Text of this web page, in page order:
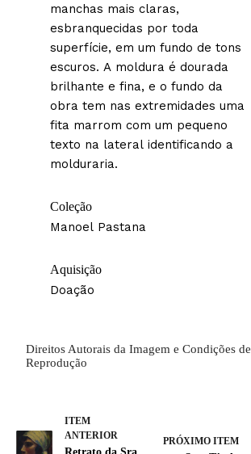
manchas mais claras,
esbranquecidas por toda
superfície, em um fundo de tons
escuros. A moldura é dourada
brilhante e fina, e o fundo da
obra tem nas extremidades uma
fita marrom com um pequeno
texto na lateral identificando a
molduraria.
Coleção
Manoel Pastana
Aquisição
Doação
Direitos Autorais da Imagem e Condições de
Reprodução
ITEM
ANTERIOR
PRÓXIMO ITEM